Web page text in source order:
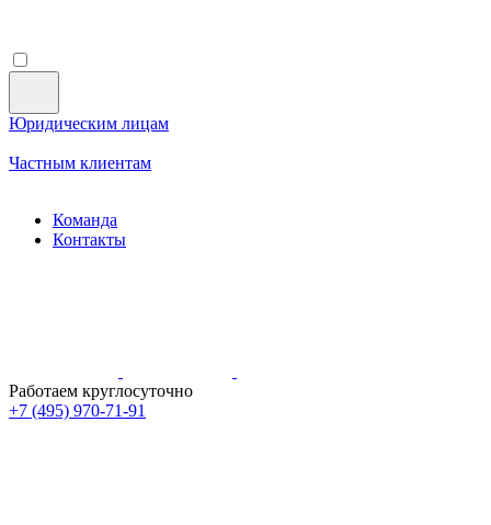
Юридическим лицам
Частным клиентам
Команда
Контакты
Работаем круглосуточно
+7 (495) 970-71-91